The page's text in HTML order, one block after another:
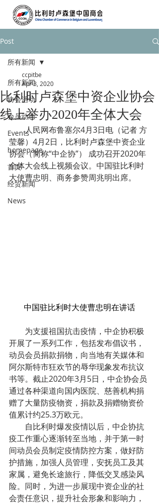
Post
所有新闻
协会活动
会员动态
Events
homepage
首页
经贸新闻
News
所有新闻
比利时卢森堡中资企业协会
线上举办2020年全体大会
ccpitbe
Apr 3, 2020
        人民网布鲁塞尔4月3日电（记者 方
莹馨）4月2日，比利时卢森堡中资企业
协会（简称“中企协”） 成功召开2020年
全体大会线上视频会议。中国驻比利时
大使曹忠明、商务参赞周兆明出席。
中国驻比利时大使曹忠明在讲话
开展了一系列工作，包括发布倡议书，
动员会员捐款捐物，向当地有关媒体和
阿尔斯特市狂欢节的辱华现象发布抗议
书等。截止2020年3月5日，中企协会员
通过各种渠道向国内医院、慈善机构捐
赠了大量防疫物资，捐款及捐赠物资价
值累计约25.3万欧元。
疫工作重心逐渐转至当地，并于第一时
间动员会员制定疫情防控方案，做好防
护措施，加强人员管理，安抚员工及其
家属，避免长途旅行，降低交叉感染风
险。同时，为进一步展现中资企业的社
会责任意识，提升社会形象和影响力，